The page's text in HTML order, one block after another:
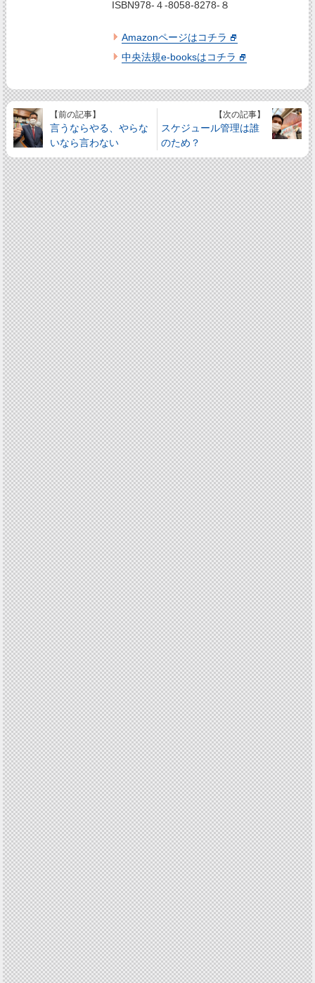
ISBN978-４-8058-8278-８
Amazonページはコチラ
中央法規e-booksはコチラ
【前の記事】
言うならやる、やらな
いなら言わない
【次の記事】
スケジュール管理は誰
のため？